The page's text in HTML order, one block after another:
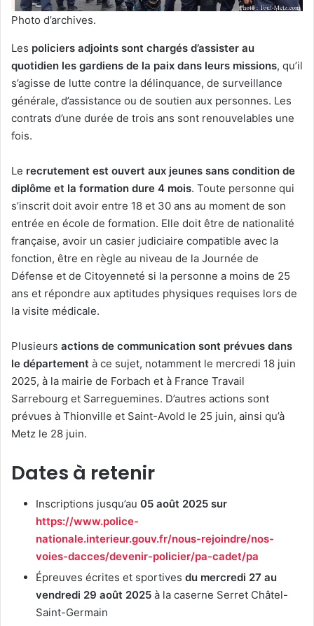
Photo d’archives.
Les policiers adjoints sont chargés d’assister au
quotidien les gardiens de la paix dans leurs missions, qu’il
s’agisse de lutte contre la délinquance, de surveillance
générale, d’assistance ou de soutien aux personnes. Les
contrats d’une durée de trois ans sont renouvelables une
fois.
Le recrutement est ouvert aux jeunes sans condition de
diplôme et la formation dure 4 mois. Toute personne qui
s’inscrit doit avoir entre 18 et 30 ans au moment de son
entrée en école de formation. Elle doit être de nationalité
française, avoir un casier judiciaire compatible avec la
fonction, être en règle au niveau de la Journée de
Défense et de Citoyenneté si la personne a moins de 25
ans et répondre aux aptitudes physiques requises lors de
la visite médicale.
Plusieurs actions de communication sont prévues dans
le département à ce sujet, notamment le mercredi 18 juin
2025, à la mairie de Forbach et à France Travail
Sarrebourg et Sarreguemines. D’autres actions sont
prévues à Thionville et Saint-Avold le 25 juin, ainsi qu’à
Metz le 28 juin.
Dates à retenir
Inscriptions jusqu’au 05 août 2025 sur
https://www.police-
nationale.interieur.gouv.fr/nous-rejoindre/nos-
voies-dacces/devenir-policier/pa-cadet/pa
Épreuves écrites et sportives du mercredi 27 au
vendredi 29 août 2025 à la caserne Serret Châtel-
Saint-Germain